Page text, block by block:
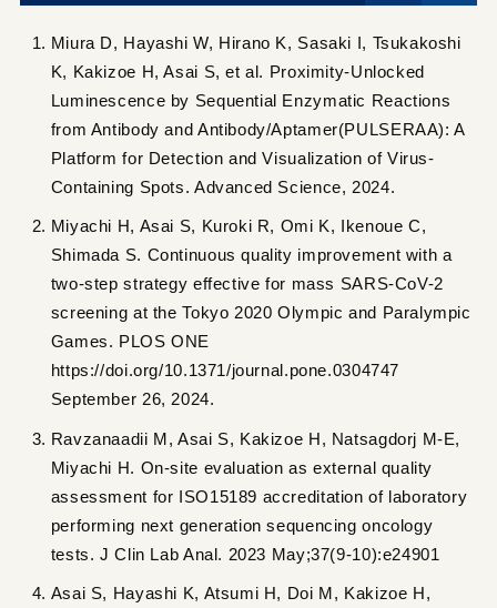
Miura D, Hayashi W, Hirano K, Sasaki I, Tsukakoshi
K, Kakizoe H, Asai S, et al. Proximity-Unlocked
Luminescence by Sequential Enzymatic Reactions
from Antibody and Antibody/Aptamer(PULSERAA): A
Platform for Detection and Visualization of Virus-
Containing Spots. Advanced Science, 2024.
Miyachi H, Asai S, Kuroki R, Omi K, Ikenoue C,
Shimada S. Continuous quality improvement with a
two-step strategy effective for mass SARS-CoV-2
screening at the Tokyo 2020 Olympic and Paralympic
Games. PLOS ONE
https://doi.org/10.1371/journal.pone.0304747
September 26, 2024.
Ravzanaadii M, Asai S, Kakizoe H, Natsagdorj M-E,
Miyachi H. On-site evaluation as external quality
assessment for ISO15189 accreditation of laboratory
performing next generation sequencing oncology
tests. J Clin Lab Anal. 2023 May;37(9-10):e24901
Asai S, Hayashi K, Atsumi H, Doi M, Kakizoe H,